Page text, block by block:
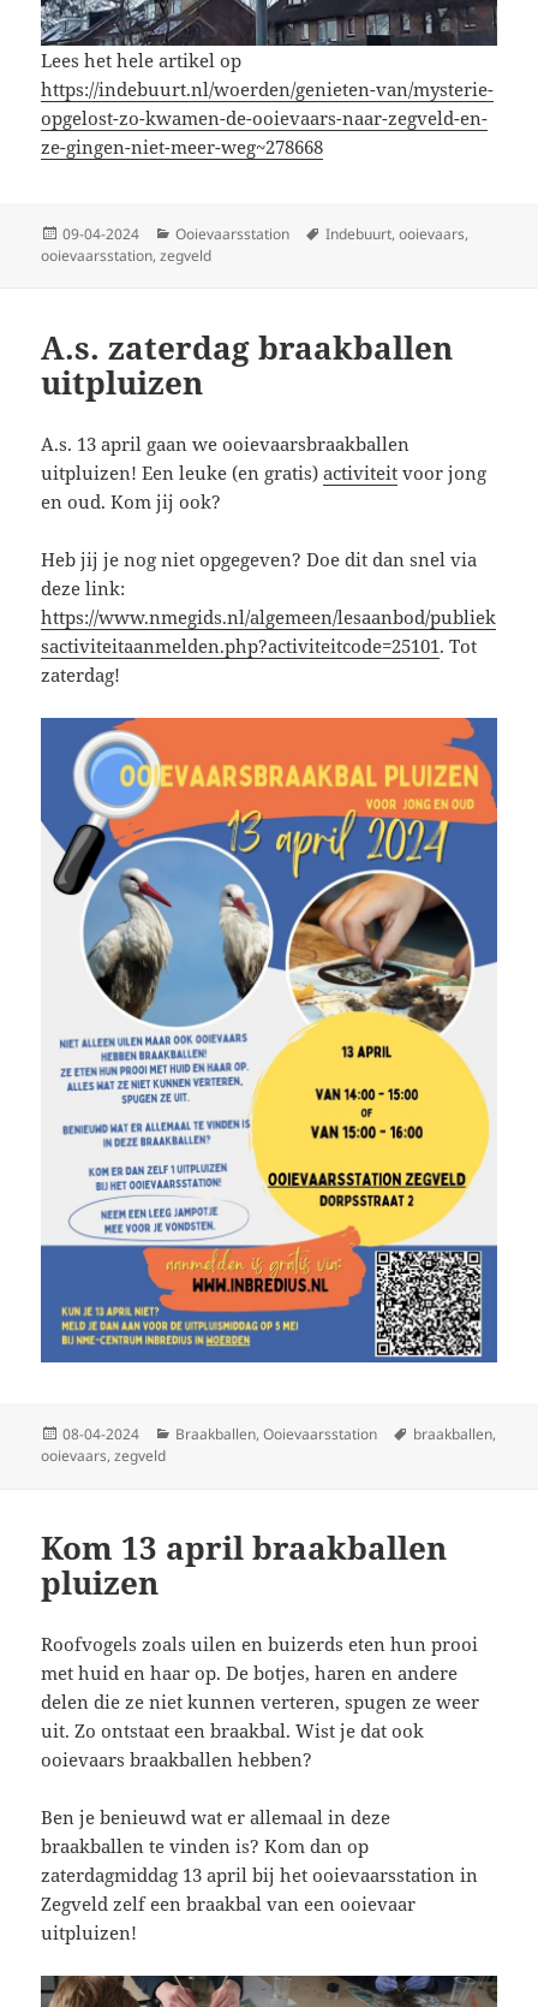
Lees het hele artikel op
https://indebuurt.nl/woerden/genieten-van/mysterie-
opgelost-zo-kwamen-de-ooievaars-naar-zegveld-en-
ze-gingen-niet-meer-weg~278668
Geplaatst
op
09-04-2024 Categorieën
Ooievaarsstation Tags
Indebuurt,ooievaars,
ooievaarsstation,zegveld
A.s. zaterdag braakballen
uitpluizen
A.s. 13 april gaan we ooievaarsbraakballen
uitpluizen! Een leuke (en gratis)activiteit voor jong
en oud. Kom jij ook?
Heb jij je nog niet opgegeven? Doe dit dan snel via
deze link:
https://www.nmegids.nl/algemeen/lesaanbod/publiek
sactiviteitaanmelden.php?activiteitcode=25101. Tot
zaterdag!
Geplaatst
op
08-04-2024 Categorieën
Braakballen,Ooievaarsstation Tags
braakballen,
ooievaars,zegveld
Kom 13 april braakballen
pluizen
Roofvogels zoals uilen en buizerds eten hun prooi
met huid en haar op. De botjes, haren en andere
delen die ze niet kunnen verteren, spugen ze weer
uit. Zo ontstaat een braakbal. Wist je dat ook
ooievaars braakballen hebben?
Ben je benieuwd wat er allemaal in deze
braakballen te vinden is? Kom dan op
zaterdagmiddag 13 april bij het ooievaarsstation in
Zegveld zelf een braakbal van een ooievaar
uitpluizen!